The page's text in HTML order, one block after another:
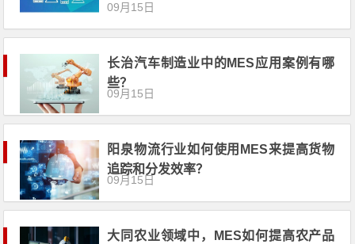
09月15日
长治汽车制造业中的MES应用案例有哪
些？
09月15日
阳泉物流行业如何使用MES来提高货物
追踪和分发效率？
09月15日
大同农业领域中，MES如何提高农产品